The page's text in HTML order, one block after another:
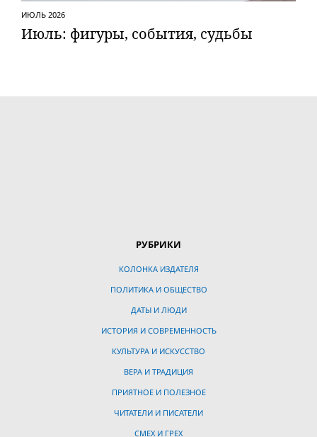
ИЮЛЬ 2026
Июль: фигуры, события, судьбы
РУБРИКИ
КОЛОНКА ИЗДАТЕЛЯ
ПОЛИТИКА И ОБЩЕСТВО
ДАТЫ И ЛЮДИ
ИСТОРИЯ И СОВРЕМЕННОСТЬ
КУЛЬТУРА И ИСКУССТВО
ВЕРА И ТРАДИЦИЯ
ПРИЯТНОЕ И ПОЛЕЗНОЕ
ЧИТАТЕЛИ И ПИСАТЕЛИ
СМЕХ И ГРЕХ